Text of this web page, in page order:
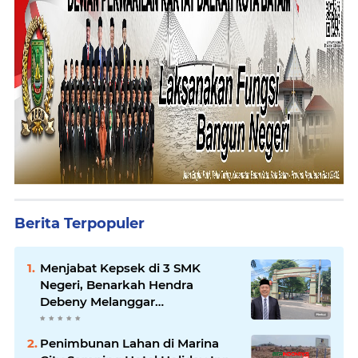
Berita Terpopuler
Menjabat Kepsek di 3 SMK
Negeri, Benarkah Hendra
Debeny Melanggar
Permendikdasmen
Penimbunan Lahan di Marina